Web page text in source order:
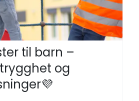
til barn –
og